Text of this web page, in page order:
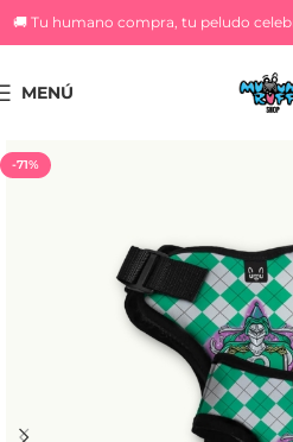
🚚 Tu humano compra, tu peludo
MENÚ
-71%